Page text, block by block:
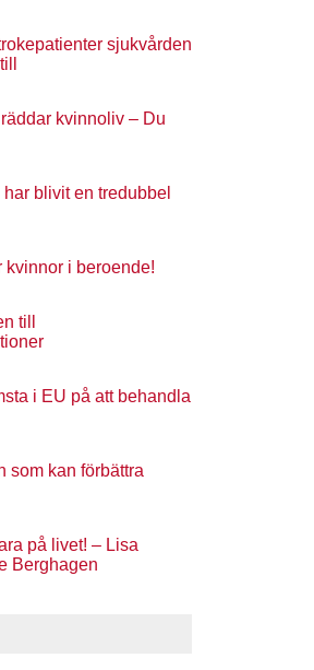
sjukvården
kvinnoliv – Du
blivit en tredubbel
kvinnor i beroende!
till
i EU på att behandla
som kan förbättra
på livet! – Lisa
Berghagen